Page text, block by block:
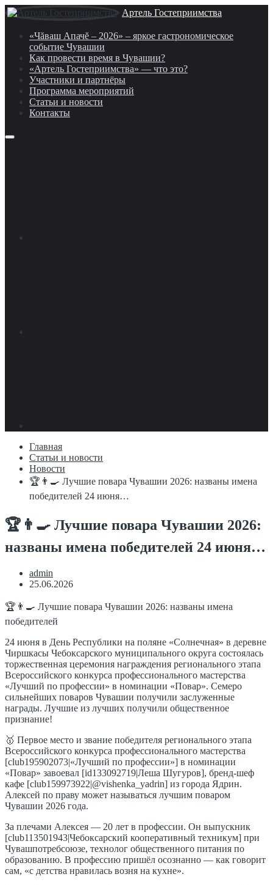
Артель Гостеприимства
«Чăваш Апачĕ – 2026» – яркое гастрономическое
событие Чувашии
Как провести время в Чувашии?
«Артель Гостеприимства» — что это?
Участники и партнёры
Программа мероприятий
Статьи и новости
Контакты
Главная
Статьи и новости
Новости
🏆👨‍🍳 Лучшие повара Чувашии 2026: названы имена
победителей 24 июня…
🏆👨‍🍳 Лучшие повара Чувашии 2026:
названы имена победителей 24 июня…
admin
25.06.2026
🏆👨‍🍳 Лучшие повара Чувашии 2026: названы имена
победителей
24 июня в День Республики на поляне «Солнечная» в деревне
Чиршкасы Чебоксарского муниципального округа состоялась
торжественная церемония награждения регионального этапа
Всероссийского конкурса профессионального мастерства
«Лучший по профессии» в номинации «Повар». Семеро
сильнейших поваров Чувашии получили заслуженные
награды. Лучшие из лучших получили общественное
признание!
🥇 Первое место и звание победителя регионального этапа
Всероссийского конкурса профессионального мастерства
[club195902073|«Лучший по профессии»] в номинации
«Повар» завоевал [id133092719|Леша Шугуров], бренд-шеф
кафе [club159973922|@vishenka_yadrin] из города Ядрин.
Алексей по праву может называться лучшим поваром
Чувашии 2026 года.
За плечами Алексея — 20 лет в профессии. Он выпускник
[club113501943|Чебоксарский кооперативный техникум] при
Чувашпотребсоюзе, технолог общественного питания по
образованию. В профессию пришёл осознанно — как говорит
сам, «с детства нравилась возня на кухне».